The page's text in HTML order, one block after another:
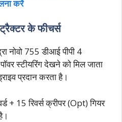
करें
के फीचर्स
755 डीआई पीपी 4
स्टीयरिंग देखने को मिल जाता
प्रदान करता है।
+ 15 रिवर्स क्रीपर (Opt) गियर